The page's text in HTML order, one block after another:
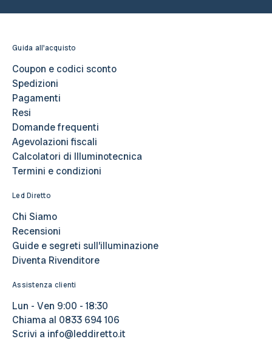
Guida all'acquisto
Coupon e codici sconto
Spedizioni
Pagamenti
Resi
Domande frequenti
Agevolazioni fiscali
Calcolatori di Illuminotecnica
Termini e condizioni
Led Diretto
Chi Siamo
Recensioni
Guide e segreti sull’illuminazione
Diventa Rivenditore
Assistenza clienti
Lun - Ven 9:00 - 18:30
Chiama al 0833 694 106
Scrivi a info@leddiretto.it